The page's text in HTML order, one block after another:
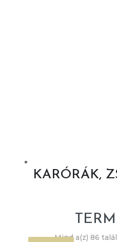
KARÓRÁK,
Mind a(z) 86